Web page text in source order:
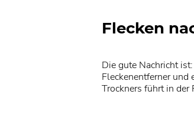
Flecken
Die gute Nachricht
Fleckenentferner und
Trockners führt in der